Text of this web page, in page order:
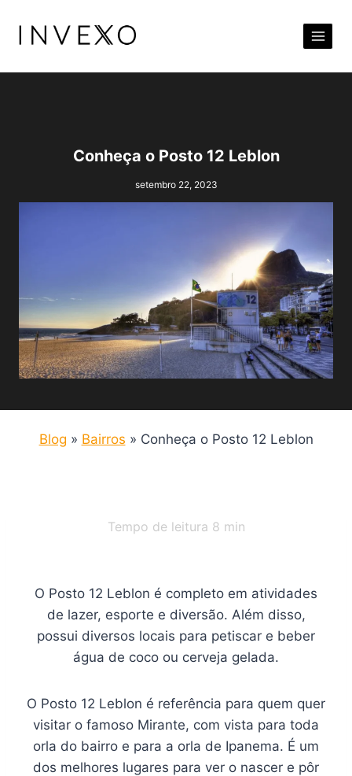
para
Conteúdo
Conheça o Posto 12 Leblon
setembro 22, 2023
Blog » Bairros » Conheça o Posto 12 Leblon
Tempo de leitura 8 min
O Posto 12 Leblon é completo em atividades
de lazer, esporte e diversão. Além disso,
possui diversos locais para petiscar e beber
água de coco ou cerveja gelada.
O Posto 12 Leblon é referência para quem quer
visitar o famoso Mirante, com vista para toda
orla do bairro e para a orla de Ipanema. É um
dos melhores lugares para ver o nascer e pôr